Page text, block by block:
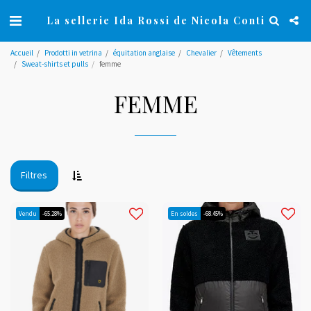
La sellerie Ida Rossi de Nicola Conti
Accueil Prodotti in vetrina équitation anglaise Chevalier
Vêtements
Sweat-shirts et pulls
femme
FEMME
Filtres
Vendu -65.28% En soldes -68.45%